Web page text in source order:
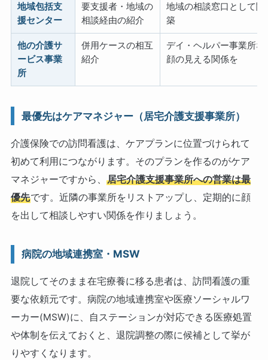
地域包括支
援センター
要支援者・地域の
相談経由の紹介
地域の相談窓口として関
築
他の介護サ
ービス事業
所
併用ケースの相互
紹介
デイ・ヘルパー事業所な
顔の見える関係を
最優先はケアマネジャー（居宅介護支援事業所）
介護保険での訪問看護は、ケアプランに位置づけられて
初めて利用につながります。そのプランを作るのがケア
マネジャーですから、 居宅介護支援事業所への営業は最
優先です。近隣の事業所をリストアップし、定期的に顔
を出して相談しやすい関係を作りましょう。
病院の地域連携室・MSW
退院してそのまま在宅療養に移る患者は、訪問看護の重
要な依頼元です。病院の地域連携室や医療ソーシャルワ
ーカー(MSW)に、自ステーションが対応できる医療処置
や体制を伝えておくと、退院調整の際に候補として挙が
りやすくなります。